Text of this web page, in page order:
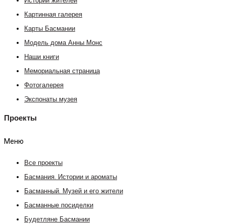
Картинная галерея
Карты Басмании
Модель дома Анны Монс
Наши книги
Мемориальная страница
Фотогалерея
Экспонаты музея
Проекты
Меню
Все проекты
Басмания. Истории и ароматы
Басманный. Музей и его жители
Басманные посиделки
Будетляне Басмании